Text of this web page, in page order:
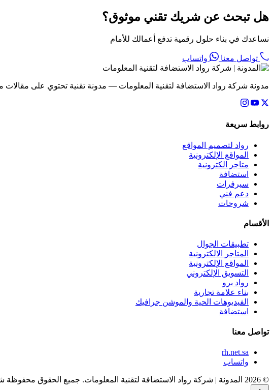
هل تبحث عن شريك تقني موثوق؟
نساعدك في بناء حلول رقمية تدفع أعمالك للأمام
تواصل معنا واتساب
مدونة شركة رواد الاستضافة لتقنية المعلومات — مدونة تقنية تحتوي على
روابط سريعة
رواد لتصميم المواقع
المواقع الإلكترونية
متاجر الكترونية
استضافة
سيرفرات
دعم فني
شروحات
الأقسام
تطبيقات الجوال
المتاجر الالكترونية
المواقع الإلكترونية
التسويق الإلكتروني
رواد برو
بناء علامة تجارية
الفيديوهات الحية والموشن جرافيك
استضافة
تواصل معنا
rh.net.sa
واتساب
© 2026 المدونة | شركة رواد الاستضافة لتقنية المعلومات. جميع الحقوق محفوظة